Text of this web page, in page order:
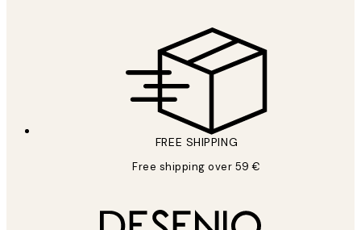
FREE SHIPPING
Free shipping over 59 €